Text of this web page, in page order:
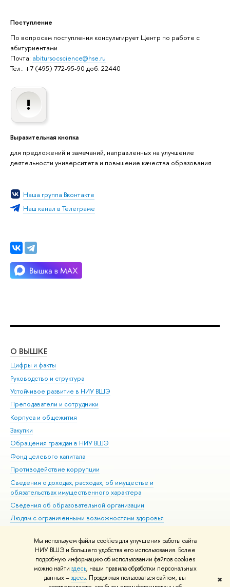
Мы используем файлы cookies для улучшения работы сайта
НИУ ВШЭ и большего удобства его использования. Более
подробную информацию об использовании файлов cookies
можно найти здесь, наши правила обработки персональных
данных –здесь. Продолжая пользоваться сайтом, вы
✖
Поступление
По вопросам поступления консультирует Центр по работе с
абитуриентами
Почта: abitursocscience@hse.ru
Тел.: +7 (495) 772-95-90 доб. 22440
Выразительная кнопка
для предложений и замечаний, направленных на улучшение
деятельности университета и повышение качества образования
Наша группа Вконтакте
Наш канал в Телеграме
О ВЫШКЕ
Цифры и факты
Руководство и структура
Устойчивое развитие в НИУ ВШЭ
Преподаватели и сотрудники
Корпуса и общежития
Закупки
Обращения граждан в НИУ ВШЭ
Фонд целевого капитала
Противодействие коррупции
Сведения о доходах, расходах, об имуществе и
обязательствах имущественного характера
Сведения об образовательной организации
Людям с ограниченными возможностями здоровья
Работа в Вышке